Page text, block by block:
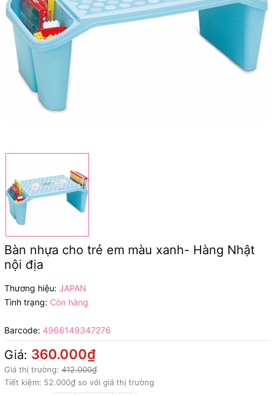
Bàn nhựa cho trẻ em màu xanh- Hàng Nhật
nội địa
Thương hiệu: JAPAN
Tình trạng: Còn hàng
Barcode: 4966149347276
Giá: 360.000₫
Giá thị trường: 412.000₫
Tiết kiệm: 52.000₫ so với giá thị trường